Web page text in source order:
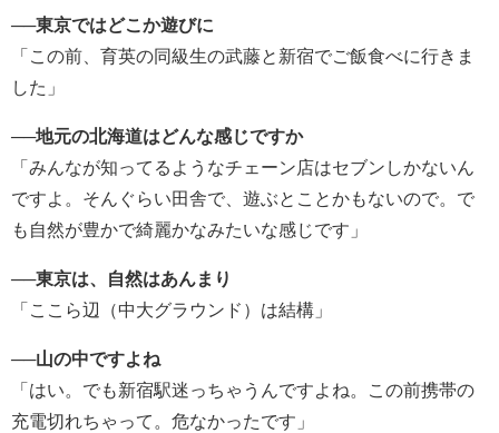
──東京ではどこか遊びに
「この前、育英の同級生の武藤と新宿でご飯食べに行きま
した」
──地元の北海道はどんな感じですか
「みんなが知ってるようなチェーン店はセブンしかないん
ですよ。そんぐらい田舎で、遊ぶとことかもないので。で
も自然が豊かで綺麗かなみたいな感じです」
──東京は、自然はあんまり
「ここら辺（中大グラウンド）は結構」
──山の中ですよね
「はい。でも新宿駅迷っちゃうんですよね。この前携帯の
充電切れちゃって。危なかったです」